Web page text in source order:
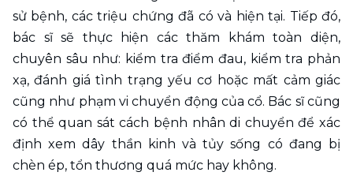
sử bệnh, các triệu chứng đã có và hiện tại. Tiếp đó,
bác sĩ sẽ thực hiện các thăm khám toàn diện,
chuyên sâu như: kiểm tra điểm đau, kiểm tra phản
xạ, đánh giá tình trạng yếu cơ hoặc mất cảm giác
cũng như phạm vi chuyển động của cổ. Bác sĩ cũng
có thể quan sát cách bệnh nhân di chuyển để xác
định xem dây thần kinh và tủy sống có đang bị
chèn ép, tổn thương quá mức hay không.